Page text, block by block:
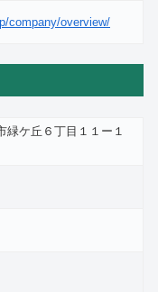
company/overview/
緑ケ丘６丁目１１ー１